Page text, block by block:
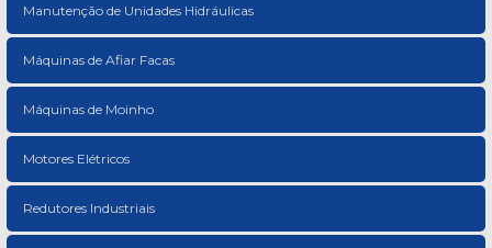
Manutenção de Unidades Hidráulicas
Máquinas de Afiar Facas
Máquinas de Moinho
Motores Elétricos
Redutores Industriais